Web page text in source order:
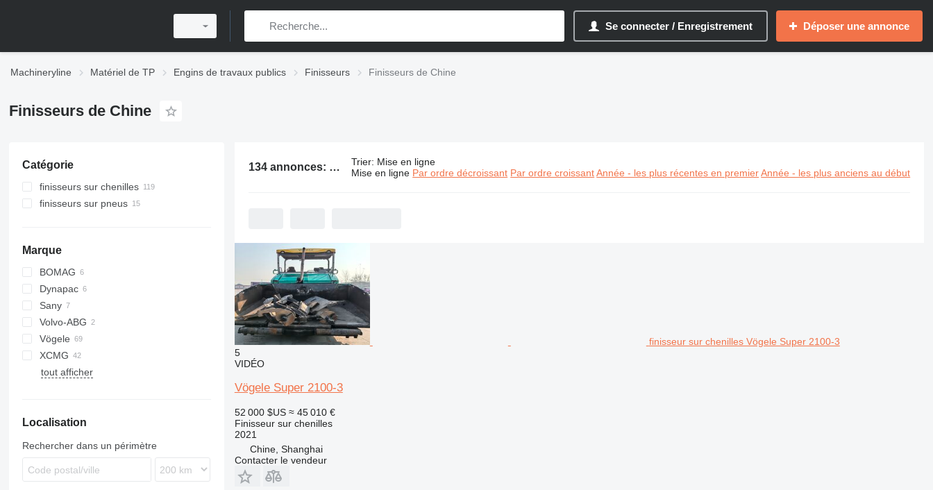
Se connecter / Enregistrement Déposer une annonce
Machineryline Matériel de TP Engins de travaux publics Finisseurs Finisseurs de Chine
Finisseurs de Chine
Catégorie
finisseurs sur chenilles
finisseurs sur pneus
Marque
BOMAG
BF
Dynapac
SD
MF
Sany
SAP
SSP
Volvo-ABG
8820
Vögele
Super
SP
XCMG
RP
tout afficher
Localisation
Rechercher dans un périmètre
134 annonces:
Finisseurs de Chine
Trier: Mise en ligne
Mise en ligne Par ordre décroissant Par ordre croissant Année - les plus récentes en premier Année - les plus anciens au début
finisseur sur chenilles Vögele Super 2100-3
5
VIDÉO
Vögele Super 2100-3
52 000 $US ≈ 45 010 €
Finisseur sur chenilles
2021
Chine, Shanghai
Contacter le vendeur